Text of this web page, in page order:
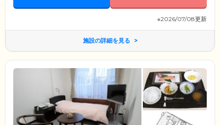
※2026/07/08更新
施設の詳細を見る